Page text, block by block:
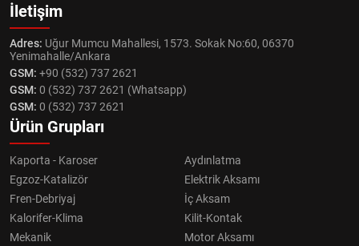
İletişim
Adres: Uğur Mumcu Mahallesi, 1573. Sokak No:60, 06370
Yenimahalle/Ankara
GSM: +90 (532) 737 2621
GSM: 0 (532) 737 2621 (Whatsapp)
GSM: 0 (532) 737 2621
Ürün Grupları
Kaporta - Karoser
Aydınlatma
Egzoz-Katalizör
Elektrik Aksamı
Fren-Debriyaj
İç Aksam
Kalorifer-Klima
Kilit-Kontak
Mekanik
Motor Aksamı